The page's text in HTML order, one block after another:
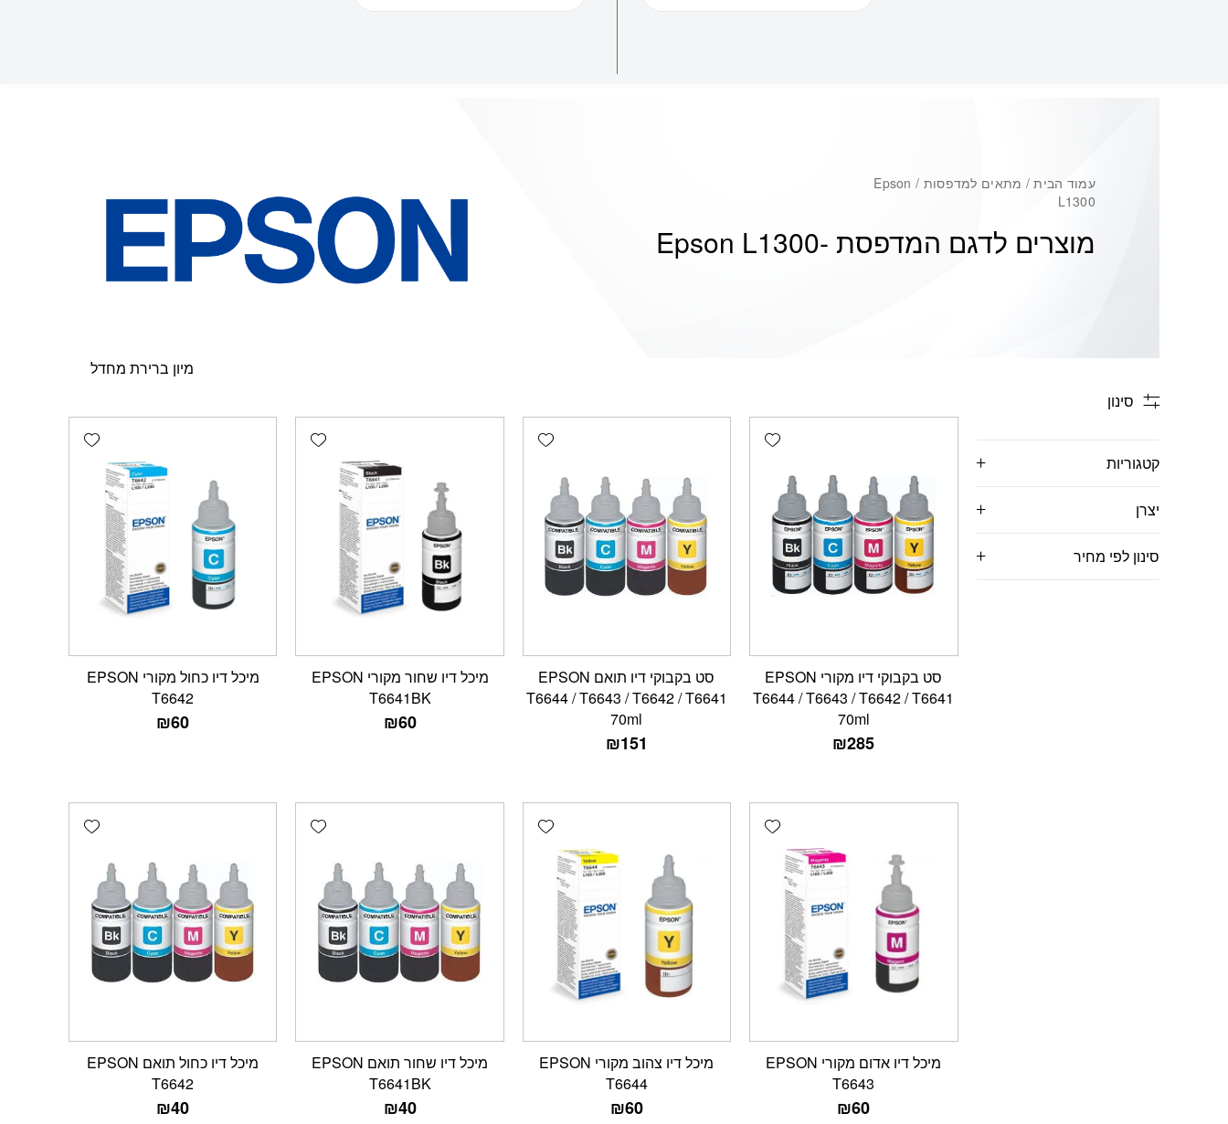
עמוד הבית
/ מתאים למדפסות / Epson
L1300
Epson L1300מוצרים לדגם המדפסת -
סינון
קטגוריות
יצרן
סינון לפי מחיר
Add wishlist
סט בקבוקי דיו מקורי EPSON
T6644 / T6643 / T6642 / T6641
70ml
₪285
Add wishlist
סט בקבוקי דיו תואם EPSON
T6644 / T6643 / T6642 / T6641
70ml
₪151
Add wishlist
מיכל דיו שחור מקורי EPSON
T6641BK
₪60
Add wishlist
מיכל דיו כחול מקורי EPSON
T6642
₪60
Add wishlist
מיכל דיו אדום מקורי EPSON
T6643
₪60
Add wishlist
מיכל דיו צהוב מקורי EPSON
T6644
₪60
Add wishlist
מיכל דיו שחור תואם EPSON
T6641BK
₪40
Add wishlist
מיכל דיו כחול תואם EPSON
T6642
₪40